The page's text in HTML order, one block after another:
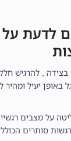
לדעת
, להרגיש
באופן יעיל ומהיר
על מצבים
סותרים